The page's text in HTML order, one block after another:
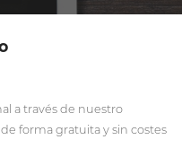
a través de nuestro
, de forma gratuita y sin costes